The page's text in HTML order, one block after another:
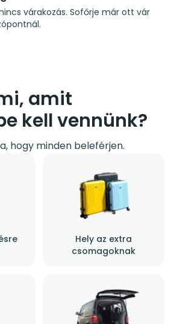
várakozás. Sofőrje már ott vár
amit
kell vennünk?
hogy minden beleférjen.
Hely az extra
csomagoknak